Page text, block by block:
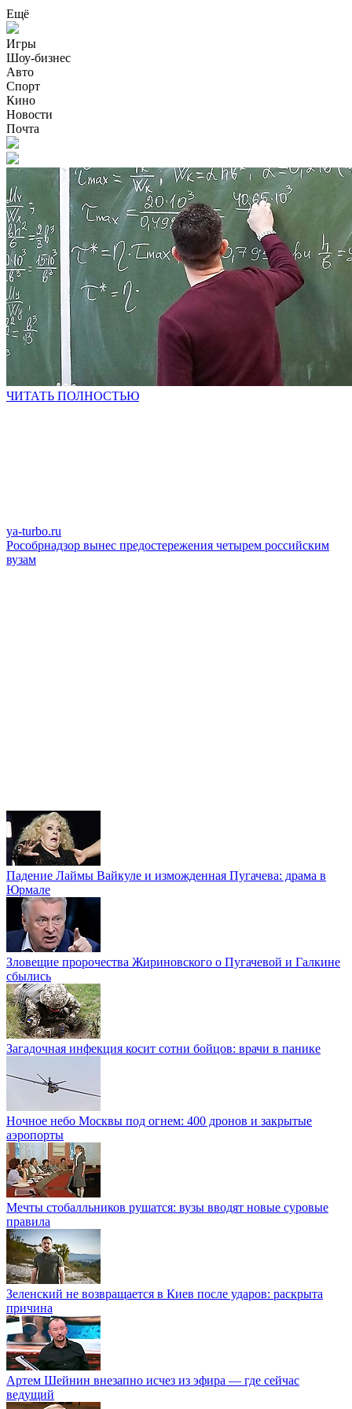
Ещё
Игры
Шоу-бизнес
Авто
Спорт
Кино
Новости
Почта
ЧИТАТЬ ПОЛНОСТЬЮ
ya-turbo.ru
Рособрнадзор вынес предостережения четырем российским
вузам
Падение Лаймы Вайкуле и изможденная Пугачева: драма в
Юрмале
Зловещие пророчества Жириновского о Пугачевой и Галкине
сбылись
Загадочная инфекция косит сотни бойцов: врачи в панике
Ночное небо Москвы под огнем: 400 дронов и закрытые
аэропорты
Мечты стобалльников рушатся: вузы вводят новые суровые
правила
Зеленский не возвращается в Киев после ударов: раскрыта
причина
Артем Шейнин внезапно исчез из эфира — где сейчас
ведущий